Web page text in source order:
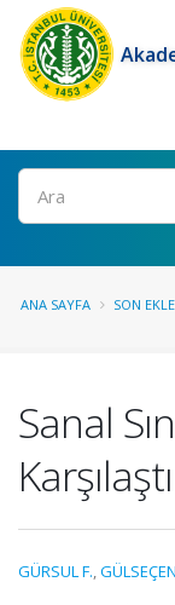
Ara
ANA SAYFA SON
Sanal
GÜRSUL F.,